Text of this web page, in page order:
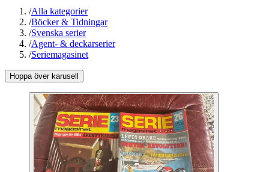
/Alla kategorier
/Böcker & Tidningar
/Svenska serier
/Agent- & deckarserier
/Seriemagasinet
Hoppa över karusell